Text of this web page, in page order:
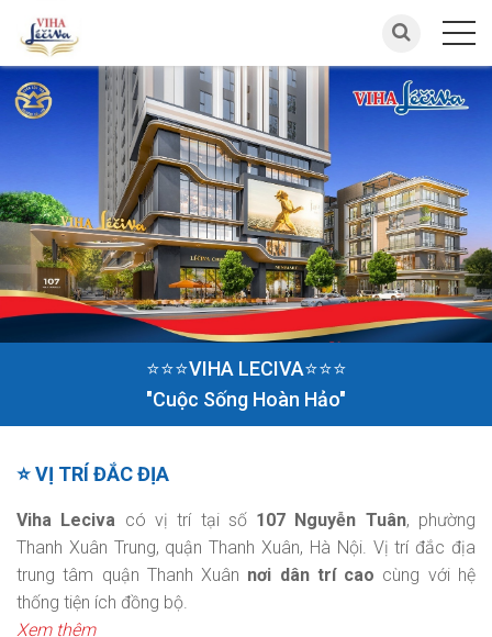
⭐⭐⭐VIHA LECIVA⭐⭐⭐
"Cuộc Sống Hoàn Hảo"
⭐ VỊ TRÍ ĐẮC ĐỊA
Viha Leciva có vị trí tại số 107 Nguyễn Tuân, phường
Thanh Xuân Trung, quận Thanh Xuân, Hà Nội. Vị trí đắc địa
trung tâm quận Thanh Xuân nơi dân trí cao cùng với hệ
thống tiện ích đồng bộ.
Xem thêm